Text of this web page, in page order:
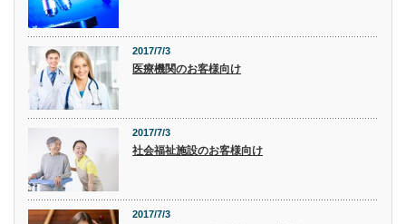
2017/7/3
医療機関のお客様向け
2017/7/3
社会福祉施設のお客様向け
2017/7/3